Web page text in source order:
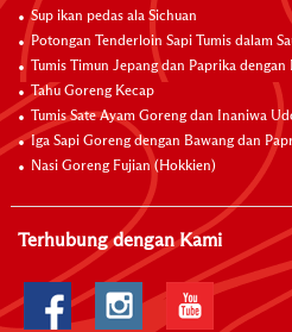
Sup ikan pedas ala Sichuan
Potongan Tenderloin Sapi Tumis dalam
Tumis Timun Jepang dan Paprika dengan
Tahu Goreng Kecap
Tumis Sate Ayam Goreng dan Inaniwa
Iga Sapi Goreng dengan Bawang dan
Nasi Goreng Fujian (Hokkien)
Terhubung dengan Kami